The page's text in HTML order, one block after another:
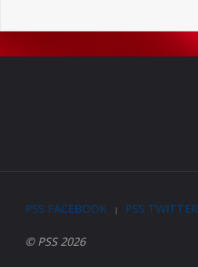
PSS FACEBOOK | PSS TWITTER
© PSS 2026